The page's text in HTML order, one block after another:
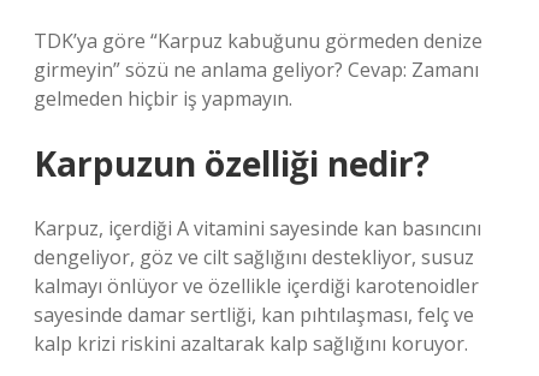
TDK’ya göre “Karpuz kabuğunu görmeden denize
girmeyin” sözü ne anlama geliyor? Cevap: Zamanı
gelmeden hiçbir iş yapmayın.
Karpuzun özelliği nedir?
Karpuz, içerdiği A vitamini sayesinde kan basıncını
dengeliyor, göz ve cilt sağlığını destekliyor, susuz
kalmayı önlüyor ve özellikle içerdiği karotenoidler
sayesinde damar sertliği, kan pıhtılaşması, felç ve
kalp krizi riskini azaltarak kalp sağlığını koruyor.